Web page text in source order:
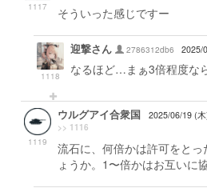
1117 そういった感じですー
1118
迎撃さん 2786312db6 2025/
なるほど…まぁ3倍程度な
1119
ウルグアイ合衆国 2025/06/19 (
>> 1116
流石に、何倍かは許可をと
ょうか。1〜倍かはお互いに